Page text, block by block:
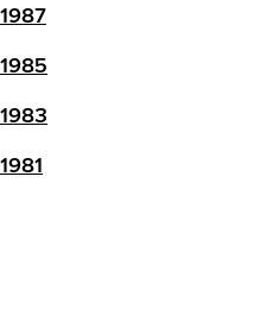
1987
1985
1983
1981